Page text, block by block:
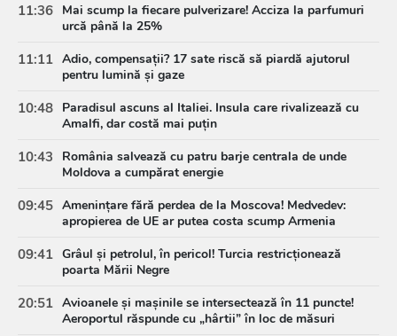
11:36 Mai scump la fiecare pulverizare! Acciza la parfumuri
urcă până la 25%
11:11 Adio, compensații? 17 sate riscă să piardă ajutorul
pentru lumină și gaze
10:48 Paradisul ascuns al Italiei. Insula care rivalizează cu
Amalfi, dar costă mai puțin
10:43
România salvează cu patru barje centrala de unde
Moldova a cumpărat energie
09:45 Amenințare fără perdea de la Moscova! Medvedev:
apropierea de UE ar putea costa scump Armenia
09:41 Grâul și petrolul, în pericol! Turcia restricționează
poarta Mării Negre
20:51 Avioanele și mașinile se intersectează în 11 puncte!
Aeroportul răspunde cu „hârtii” în loc de măsuri